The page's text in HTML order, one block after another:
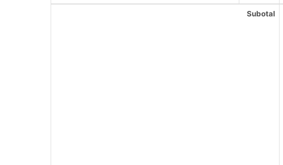
Subotal